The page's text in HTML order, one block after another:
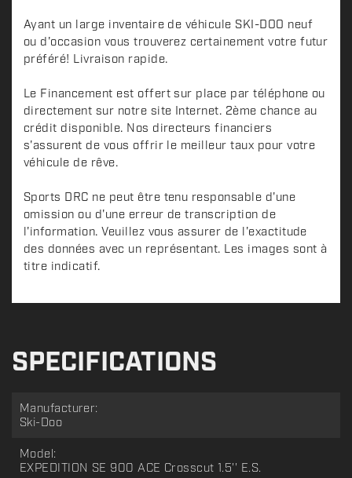
Ayant un large inventaire de véhicule SKI-DOO neuf
ou d'occasion vous trouverez certainement votre futur
préféré! Livraison rapide.
Le Financement est offert sur place par téléphone ou
directement sur notre site Internet. 2ème chance au
crédit disponible. Nos directeurs financiers
s'assurent de vous offrir le meilleur taux pour votre
véhicule de rêve.
Sports DRC ne peut être tenu responsable d'une
omission ou d'une erreur de transcription de
l'information. Veuillez vous assurer de l'exactitude
des données avec un représentant. Les images sont à
titre indicatif.
SPECIFICATIONS
Manufacturer:
Ski-Doo
Model:
EXPEDITION SE 900 ACE Crosscut 1.5'' E.S.